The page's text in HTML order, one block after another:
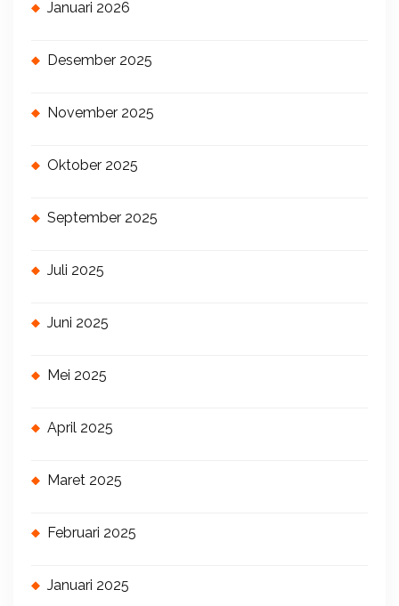
Januari 2026
Desember 2025
November 2025
Oktober 2025
September 2025
Juli 2025
Juni 2025
Mei 2025
April 2025
Maret 2025
Februari 2025
Januari 2025